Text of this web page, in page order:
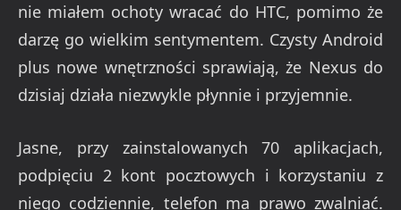
nie miałem ochoty wracać do HTC, pomimo że
darzę go wielkim sentymentem. Czysty Android
plus nowe wnętrzności sprawiają, że Nexus do
dzisiaj działa niezwykle płynnie i przyjemnie.
Jasne, przy zainstalowanych 70 aplikacjach,
podpięciu 2 kont pocztowych i korzystaniu z
niego codziennie, telefon ma prawo zwalniać.